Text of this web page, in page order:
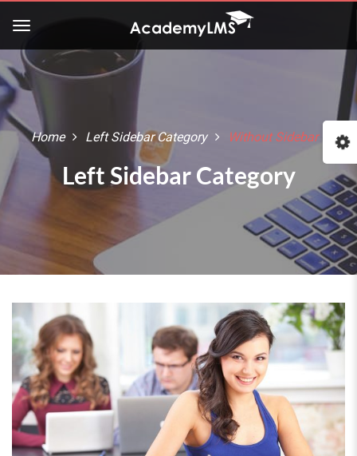
Home Left Sidebar Category Without Sidebar
Left Sidebar Category